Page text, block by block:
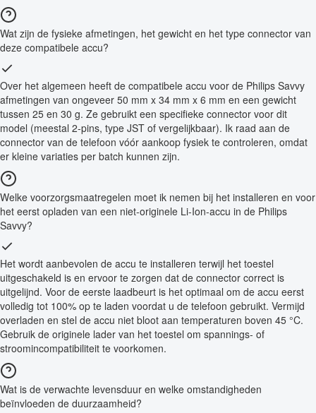
Wat zijn de fysieke afmetingen, het gewicht en het type connector van
deze compatibele accu?
Over het algemeen heeft de compatibele accu voor de Philips Savvy
afmetingen van ongeveer 50 mm x 34 mm x 6 mm en een gewicht
tussen 25 en 30 g. Ze gebruikt een specifieke connector voor dit
model (meestal 2-pins, type JST of vergelijkbaar). Ik raad aan de
connector van de telefoon vóór aankoop fysiek te controleren, omdat
er kleine variaties per batch kunnen zijn.
Welke voorzorgsmaatregelen moet ik nemen bij het installeren en voor
het eerst opladen van een niet-originele Li-Ion-accu in de Philips
Savvy?
Het wordt aanbevolen de accu te installeren terwijl het toestel
uitgeschakeld is en ervoor te zorgen dat de connector correct is
uitgelijnd. Voor de eerste laadbeurt is het optimaal om de accu eerst
volledig tot 100% op te laden voordat u de telefoon gebruikt. Vermijd
overladen en stel de accu niet bloot aan temperaturen boven 45 °C.
Gebruik de originele lader van het toestel om spannings- of
stroomincompatibiliteit te voorkomen.
Wat is de verwachte levensduur en welke omstandigheden
beïnvloeden de duurzaamheid?